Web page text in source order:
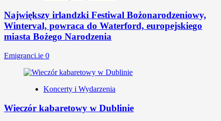
Największy irlandzki Festiwal Bożonarodzeniowy,
Winterval, powraca do Waterford, europejskiego
miasta Bożego Narodzenia
Emigranci.ie 0
Koncerty i Wydarzenia
Wieczór kabaretowy w Dublinie